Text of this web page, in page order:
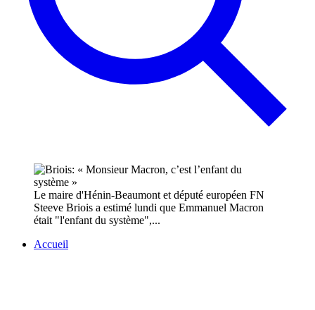
Le maire d'Hénin-Beaumont et député européen FN
Steeve Briois a estimé lundi que Emmanuel Macron
était "l'enfant du système",...
Accueil